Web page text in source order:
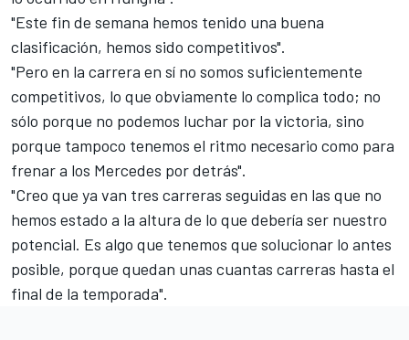
"Este fin de semana hemos tenido una buena
clasificación, hemos sido competitivos".
"Pero en la carrera en sí no somos suficientemente
competitivos, lo que obviamente lo complica todo; no
sólo porque no podemos luchar por la victoria, sino
porque tampoco tenemos el ritmo necesario como para
frenar a los Mercedes por detrás".
"Creo que ya van tres carreras seguidas en las que no
hemos estado a la altura de lo que debería ser nuestro
potencial. Es algo que tenemos que solucionar lo antes
posible, porque quedan unas cuantas carreras hasta el
final de la temporada".